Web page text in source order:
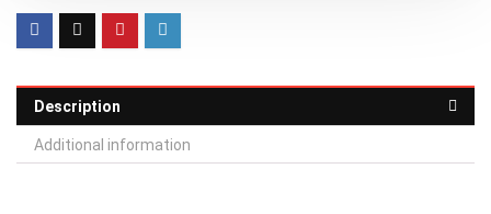
Description
Additional information